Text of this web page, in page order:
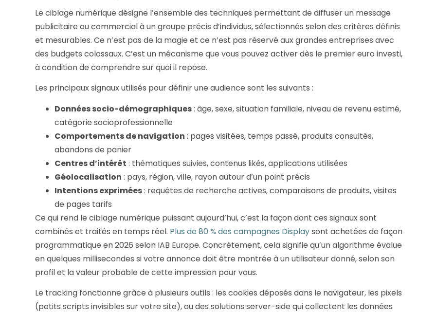
Le ciblage numérique désigne l’ensemble des techniques permettant de diffuser un message
publicitaire ou commercial à un groupe précis d’individus, sélectionnés selon des critères définis
et mesurables. Ce n’est pas de la magie et ce n’est pas réservé aux grandes entreprises avec
des budgets colossaux. C’est un mécanisme que vous pouvez activer dès le premier euro investi,
à condition de comprendre sur quoi il repose.
Les principaux signaux utilisés pour définir une audience sont les suivants :
Données socio-démographiques: âge, sexe, situation familiale, niveau de revenu estimé,
catégorie socioprofessionnelle
Comportements de navigation : pages visitées, temps passé, produits consultés,
abandons de panier
Centres d’intérêt : thématiques suivies, contenus likés, applications utilisées
Géolocalisation : pays, région, ville, rayon autour d’un point précis
Intentions exprimées: requêtes de recherche actives, comparaisons de produits, visites
de pages tarifs
Ce qui rend le ciblage numérique puissant aujourd’hui, c’est la façon dont ces signaux sont
combinés et traités en temps réel. Plus de 80 % des campagnes Displaysont achetées de façon
programmatique en 2026 selon IAB Europe. Concrètement, cela signifie qu’un algorithme évalue
en quelques millisecondes si votre annonce doit être montrée à un utilisateur donné, selon son
profil et la valeur probable de cette impression pour vous.
Le tracking fonctionne grâce à plusieurs outils : les cookies déposés dans le navigateur, les pixels
(petits scripts invisibles sur votre site), ou des solutions server-side qui collectent les données